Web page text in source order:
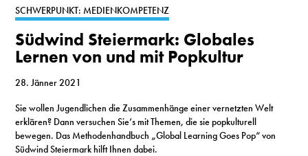
SCHWERPUNKT: MEDIENKOMPETENZ
Südwind Steiermark: Globales
Lernen von und mit Popkultur
28. Jänner 2021
Sie wollen Jugendlichen die Zusammenhänge einer vernetzten Welt
erklären? Dann versuchen Sie’s mit Themen, die sie popkulturell
bewegen. Das Methodenhandbuch „Global Learning Goes Pop“ von
Südwind Steiermark hilft Ihnen dabei.